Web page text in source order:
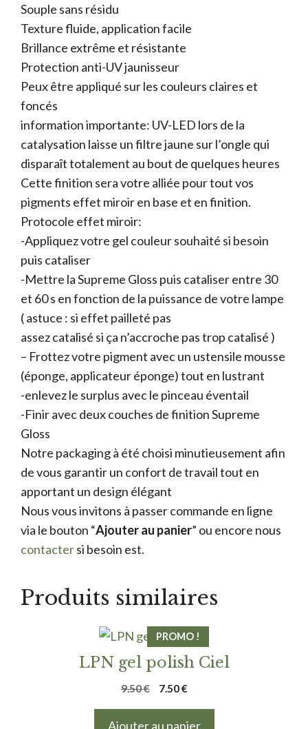
Souple sans résidu
Texture fluide, application facile
Brillance extrême et résistante
Protection anti-UV jaunisseur
Peux être appliqué sur les couleurs claires et
foncés
information importante: UV-LED lors de la
catalysation laisse un filtre jaune sur l’ongle qui
disparaît totalement au bout de quelques heures
Cette finition sera votre alliée pour tout vos
pigments effet miroir en base et en finition.
Protocole effet miroir:
-Appliquez votre gel couleur souhaité si besoin
puis cataliser
-Mettre la Supreme Gloss puis cataliser entre 30
et 60 s en fonction de la puissance de votre lampe
( astuce : si effet pailleté pas
assez catalisé si ça n’accroche pas trop catalisé )
– Frottez votre pigment avec un ustensile mousse
(éponge, applicateur éponge) tout en lustrant
-enlevez le surplus avec le pinceau éventail
-Finir avec deux couches de finition Supreme
Gloss
Notre packaging à été choisi minutieusement afin
de vous garantir un confort de travail tout en
apportant un design élégant
Nous vous invitons à passer commande en ligne
via le bouton “Ajouter au panier” ou encore nous
contactersi besoin est.
Produits similaires
PROMO !
LPN gel polish Ciel
9.50€
Le
7.50€Le
actuel
Ajouter au panier